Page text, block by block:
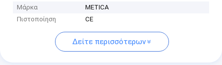
Μάρκα
METICA
Πιστοποίηση
CE
Δείτε περισσότερων